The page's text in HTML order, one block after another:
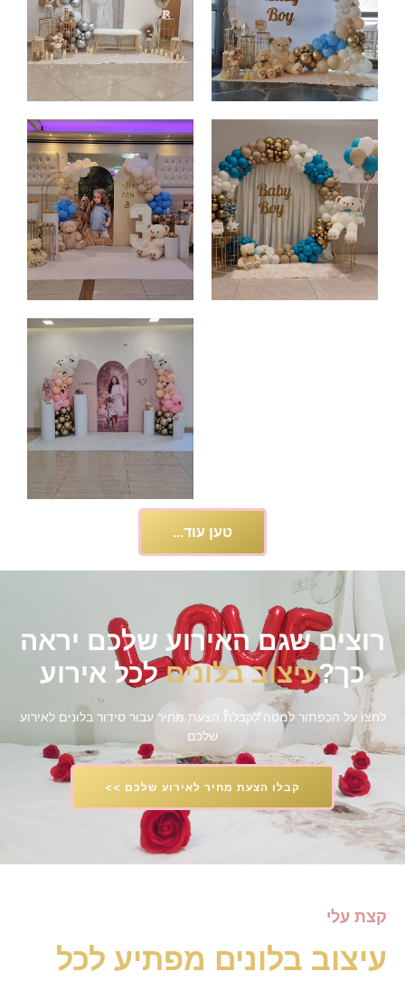
טען עוד...
רוצים שגם האירוע שלכם יראה
כך?עיצוב בלוניםלכל אירוע
לחצו על הכפתור למטה לקבלת הצעת מחיר עבור סידור בלונים לאירוע
שלכם
קבלו הצעת מחיר לאירוע שלכם >>
קצת עלי
עיצוב בלונים מפתיע לכל